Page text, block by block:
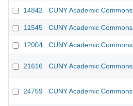
14842 CUNY Academic Commons
11545 CUNY Academic Commons
12004 CUNY Academic Commons
21616 CUNY Academic Commons
24759 CUNY Academic Commons